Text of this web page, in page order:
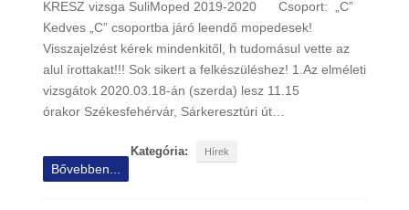
KRESZ vizsga SuliMoped 2019-2020 Csoport: „C”
Kedves „C” csoportba járó leendő mopedesek!
Visszajelzést kérek mindenkitől, h tudomásul vette az
alul írottakat!!! Sok sikert a felkészüléshez! 1.Az elméleti
vizsgátok 2020.03.18-án (szerda) lesz 11.15
órakor Székesfehérvár, Sárkeresztúri út…
Kategória: Hírek
Bővebben...